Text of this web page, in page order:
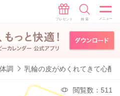
調 乳輪の皮がめくれてきて心配
閲覧数：511